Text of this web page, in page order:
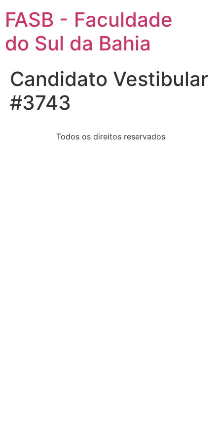
FASB - Faculdade
do Sul da Bahia
Candidato Vestibular
#3743
Todos os direitos reservados